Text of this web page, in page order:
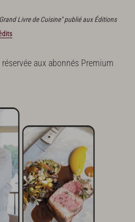
Livre de Cuisine" publié aux Éditions
aux abonnés Premium